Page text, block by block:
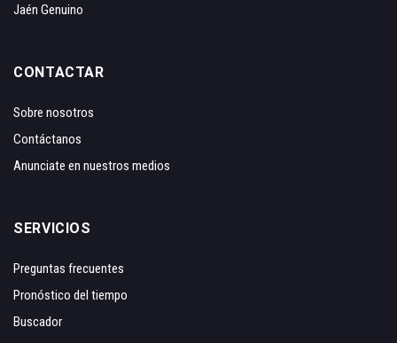
Jaén Genuino
CONTACTAR
Sobre nosotros
Contáctanos
Anunciate en nuestros medios
SERVICIOS
Preguntas frecuentes
Pronóstico del tiempo
Buscador